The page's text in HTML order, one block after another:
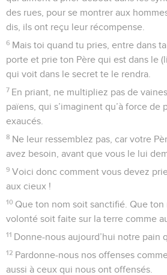
des rues, pour se montrer aux
dis, ils ont reçu leur récompense.
6 Mais toi quand tu pries, entre dans
porte et prie ton Père qui est dans le
qui voit dans le secret te le rendra.
7 En priant, ne multipliez pas de
païens, qui s’imaginent qu’à force de
exaucés.
8 Ne leur ressemblez pas, car votre
avez besoin, avant que vous le lui
9 Voici donc comment vous devez
aux cieux !
10 Que ton nom soit sanctifié. Que
volonté soit faite sur la terre comme
11 Donne-nous aujourd’hui notre pain
12 Pardonne-nous nos offenses
aussi à ceux qui nous ont offensés.